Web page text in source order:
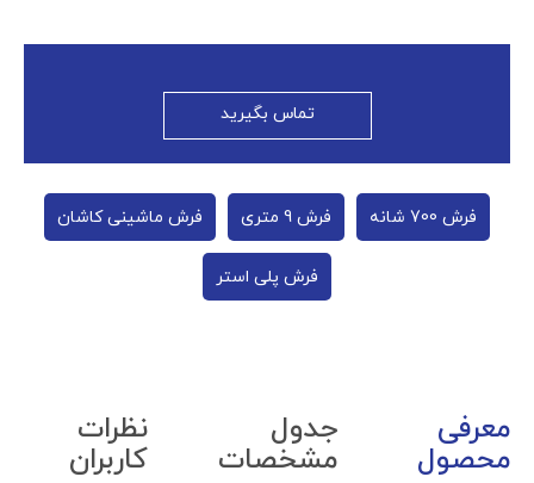
تماس بگیرید
فرش 700 شانه فرش 9 متری فرش ماشینی کاشان
فرش پلی استر
معرفی
محصول
جدول
مشخصات
نظرات
کاربران